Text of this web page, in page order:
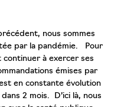
nous sommes
par la pandémie. Pour
à exercer ses
émises par
en constante évolution
2 mois. D’ici là, nous